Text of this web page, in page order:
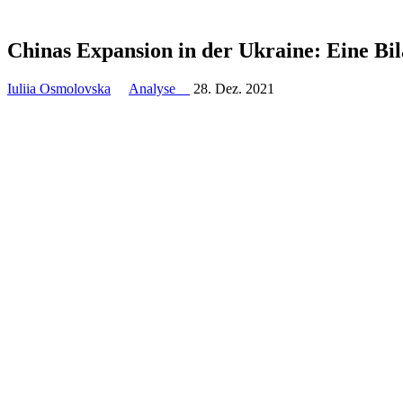
Chinas Expan­sion in der Ukraine: Eine
Iuliia Osmolovska Analyse 28. Dez. 2021